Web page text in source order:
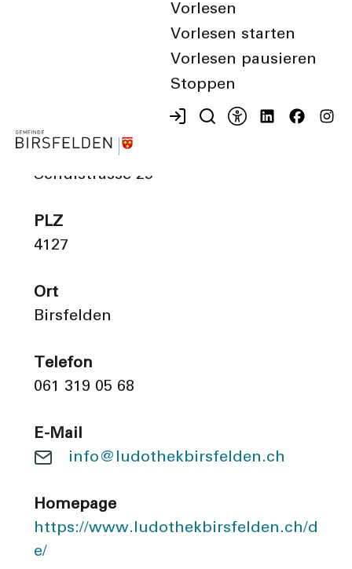
Vorlesen
Vorlesen starten
Vorlesen pausieren
Stoppen
Familie, Kinder, Senioren
Bei uns kannst du Spiele und
Spielsachen und DVDs ausleihen
Strasse
Schulstrasse 25
PLZ
4127
Ort
Birsfelden
Telefon
061 319 05 68
E-Mail
info@ludothekbirsfelden.ch
Homepage
https://www.ludothekbirsfelden.ch/d
e/